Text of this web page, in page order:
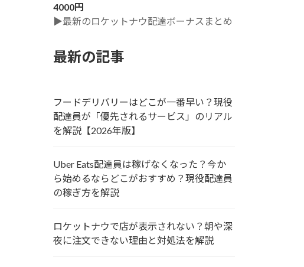
4000円
▶最新のロケットナウ配達ボーナスまとめ
最新の記事
フードデリバリーはどこが一番早い？現役
配達員が「優先されるサービス」のリアル
を解説【2026年版】
Uber Eats配達員は稼げなくなった？今か
ら始めるならどこがおすすめ？現役配達員
の稼ぎ方を解説
ロケットナウで店が表示されない？朝や深
夜に注文できない理由と対処法を解説